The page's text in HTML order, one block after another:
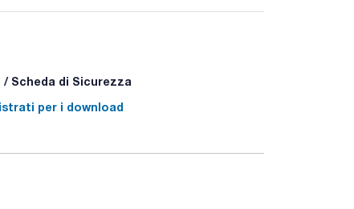
/ Scheda di Sicurezza
per i download